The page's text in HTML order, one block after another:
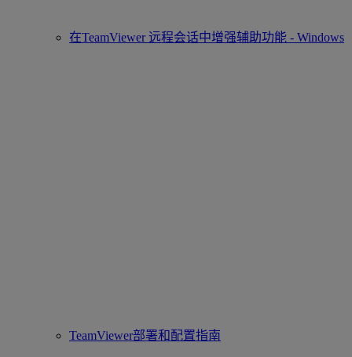
在TeamViewer 远程会话中增强辅助功能 - Windows
TeamViewer部署和配置指南